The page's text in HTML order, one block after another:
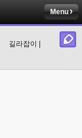
Menu
길라잡이 |